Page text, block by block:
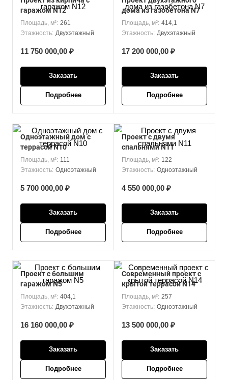
гаражом N12
Площадь, м²: 261
Этажность: Двухэтажный
11 750 000,00 ₽
Заказать
Подробнее
дома из газобетона N7
Площадь, м²: 414,1
Этажность: Двухэтажный
17 200 000,00 ₽
Заказать
Подробнее
Одноэтажный дом с
террасой N10
Площадь, м²: 111
Этажность: Одноэтажный
5 700 000,00 ₽
Заказать
Подробнее
Проект с двумя
спальнями N11
Площадь, м²: 122
Этажность: Одноэтажный
4 550 000,00 ₽
Заказать
Подробнее
Проект с большим
гаражом N5
Площадь, м²: 404,1
Этажность: Двухэтажный
16 160 000,00 ₽
Заказать
Подробнее
Современный проект с
крытой террасой N14
Площадь, м²: 257
Этажность: Одноэтажный
13 500 000,00 ₽
Заказать
Подробнее